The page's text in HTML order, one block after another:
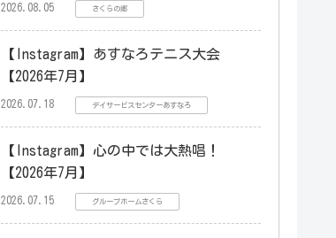
2026.08.05 さくらの郷
【Instagram】あすなろテニス大会
【2026年7月】
2026.07.18 デイサービスセンターあすなろ
【Instagram】心の中では大熱唱！
【2026年7月】
2026.07.15 グループホームさくら